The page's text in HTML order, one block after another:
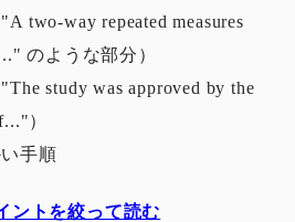
two-way repeated measures
のような部分）
study was approved by the
）
手順
ントを絞って読む